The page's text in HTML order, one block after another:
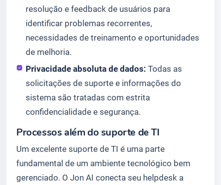
resolução e feedback de usuários para
identificar problemas recorrentes,
necessidades de treinamento e oportunidades
de melhoria.
Privacidade absoluta de dados: Todas as
solicitações de suporte e informações do
sistema são tratadas com estrita
confidencialidade e segurança.
Processos além do suporte de TI
Um excelente suporte de TI é uma parte
fundamental de um ambiente tecnológico bem
gerenciado. O Jon AI conecta seu helpdesk a